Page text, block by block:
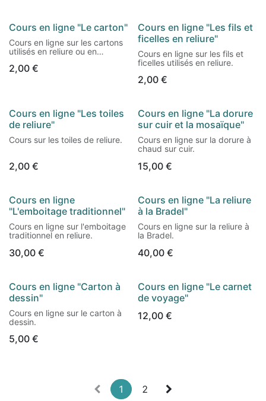
Cours en ligne "Le carton"
Cours en ligne sur les cartons
utilisés en reliure ou en
2,00 €
Cours en ligne "Les fils et
ficelles en reliure"
Cours en ligne sur les fils et
ficelles utilisés en reliure.
2,00€
Cours en ligne "Les toiles
de reliure"
Cours sur les toiles de reliure.
2,00 €
Cours en ligne "La dorure
sur cuir et la mosaïque"
Cours en ligne sur la dorure à
chaud sur cuir.
15,00€
Cours en ligne
"L'emboitage traditionnel"
Cours en ligne sur l'emboitage
traditionnel en reliure.
30,00 €
Cours en ligne "La reliure
à la Bradel"
Cours en ligne sur la reliure à
la Bradel.
40,00€
Cours en ligne "Carton à
dessin"
Cours en ligne sur le carton à
dessin.
5,00 €
Cours en ligne "Le carnet
de voyage"
12,00€
1 2